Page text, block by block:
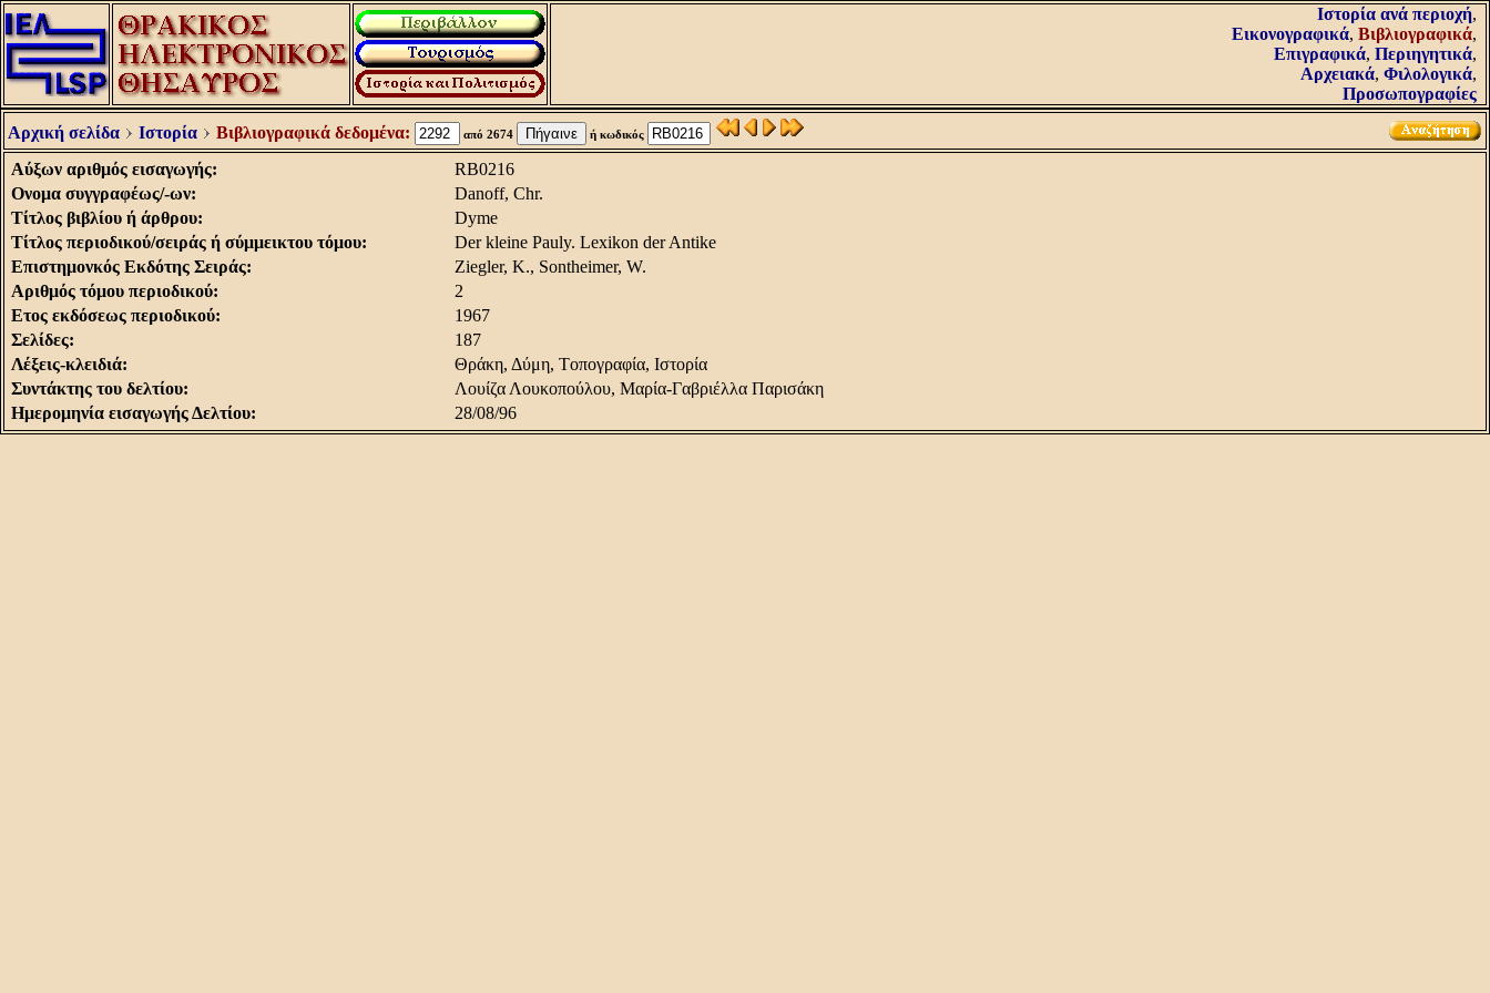
Iστορία ανά περιοχή,
Εικονογραφικά, Βιβλιογραφικά,
Επιγραφικά, Περιηγητικά,
Αρχειακά, Φιλολογικά,
Προσωπογραφίες
Αρχική σελίδα Ιστορία Βιβλιογραφικά δεδομένα: από 2674 ή κωδικός
Aύξων αριθμός εισαγωγής:
RB0216
Oνομα συγγραφέως/-ων:
Danoff, Chr.
Tίτλος βιβλίου ή άρθρου:
Dyme
Tίτλος περιοδικού/σειράς ή σύμμεικτου τόμου:
Der kleine Pauly. Lexikon der Antike
Eπιστημονκός Εκδότης Σειράς:
Ziegler, K., Sontheimer, W.
Aριθμός τόμου περιοδικού:
2
Eτος εκδόσεως περιοδικού:
1967
Σελίδες:
187
Λέξεις-κλειδιά:
Θράκη, Δύμη, Tοπογραφία, Iστορία
Συντάκτης του δελτίου:
Λουίζα Λουκοπούλου, Μαρία-Γαβριέλλα Παρισάκη
Hμερομηνία εισαγωγής Δελτίου:
28/08/96